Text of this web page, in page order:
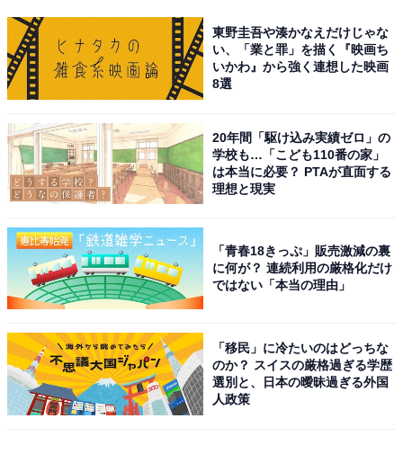
View this post on Instagram
知性と品格を感じさせる端正なビジュアルと、誰にでも
愛される爽やかで誠実なルックスを併せ持つ櫻井翔さ
スターとしての信頼感ある佇まいも相まって、「清潔感
があって完璧なバランス」と多くの支持を受けトップに
立ちました。
東野圭吾や湊かなえだけじゃな
い、「業と罪」を描く『映画ち
いかわ』から強く連想した映画
8選
20年間「駆け込み実績ゼロ」の
学校も…「こども110番の家」
は本当に必要？ PTAが直面する
理想と現実
「青春18きっぷ」販売激減の裏
に何が？ 連続利用の厳格化だけ
ではない「本当の理由」
「移民」に冷たいのはどっちな
のか？ スイスの厳格過ぎる学歴
選別と、日本の曖昧過ぎる外国
人政策